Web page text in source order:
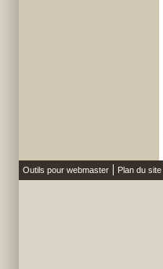
Outils pour webmaster Plan du site